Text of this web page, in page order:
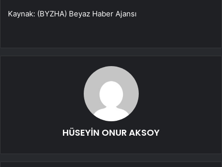
Kaynak: (BYZHA) Beyaz Haber Ajansı
HÜSEYİN ONUR AKSOY